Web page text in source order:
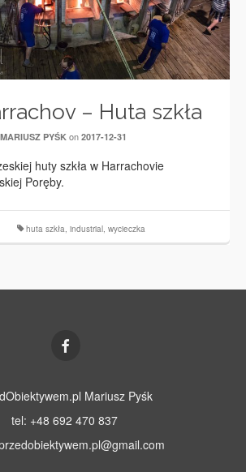
– Huta szkła
MARIUSZ PYŚK on 2017-12-31
huty szkła w Harrachovie
Poręby.
huta szkła, industrial, wycieczka
Mariusz Pyśk
tel: +48 692 470 837